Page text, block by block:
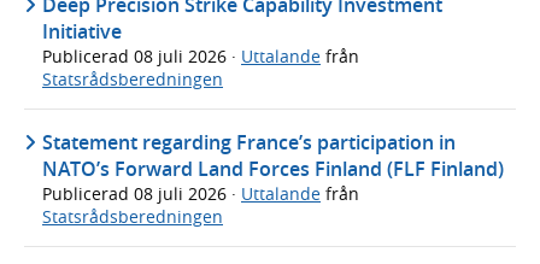
Initiative
Publicerad 08 juli 2026 · Uttalande från
Statsrådsberedningen
Statement regarding France’s participation in
NATO’s Forward Land Forces Finland (FLF Finland)
Publicerad 08 juli 2026 · Uttalande från
Statsrådsberedningen